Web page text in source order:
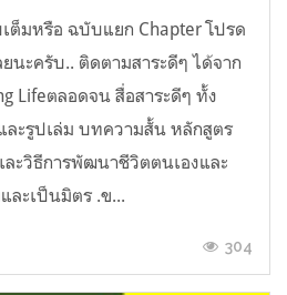
ต็มหรือ ฉบับแยก Chapter โปรด
นะครับ.. ติดตามสาระดีๆ​ ได้จาก
Lifeตลอดจน​ สื่อสาระดีๆ​ ทั้ง
ละรูปเล่ม บทความสั้น​ หลักสูตร
ะวิธีการพัฒนาชีวิตตนเองและ
ละเป็นมิตร​ .ข...
304